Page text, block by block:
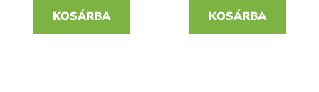
KOSÁRBA KOSÁRBA